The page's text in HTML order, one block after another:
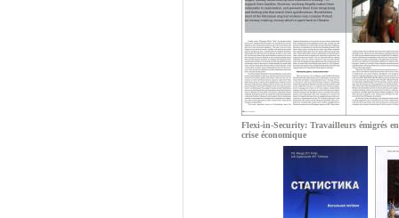
Flexi-in-Security: Travailleurs émigrés
crise économique